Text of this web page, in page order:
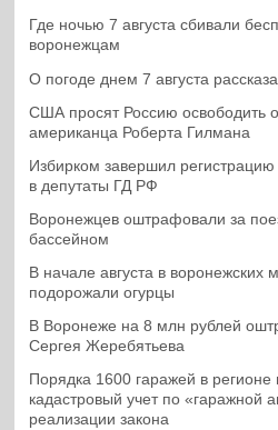
Где ночью 7 августа сбивали
воронежцам
О погоде днем 7 августа
США просят Россию освободить
американца Роберта Гилмана
Избирком завершил
в депутаты ГД РФ
Воронежцев оштрафовали за
бассейном
В начале августа в воронежских
подорожали огурцы
В Воронеже на 8 млн рублей
Сергея Жеребятьева
Порядка 1600 гаражей в регионе
кадастровый учет по «гаражной
реализации закона